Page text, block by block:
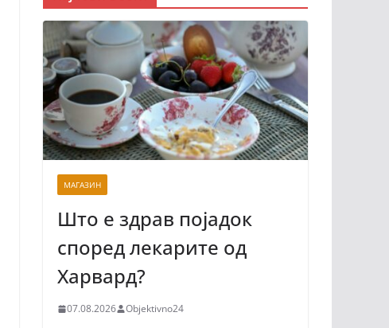
МАГАЗИН
Што е здрав појадок
според лекарите од
Харвард?
07.08.2026 Objektivno24